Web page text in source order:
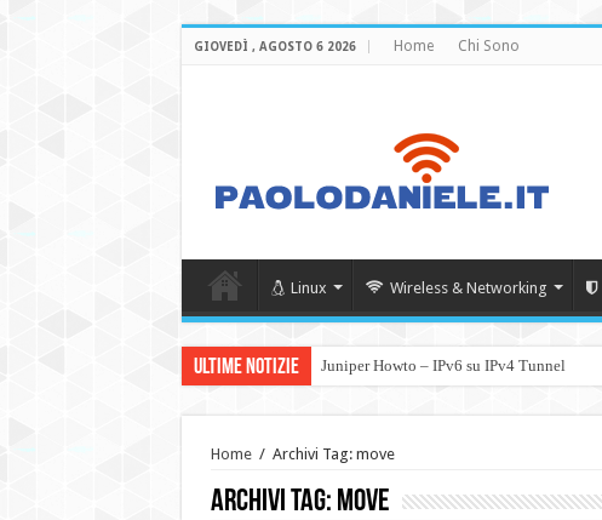
GIOVEDÌ , AGOSTO 6 2026 Home Chi Sono
Linux Wireless & Networking
Ultime Notizie Juniper Howto – IPv6 su IPv4 Tunnel
Home / Archivi Tag: move
Archivi Tag: move